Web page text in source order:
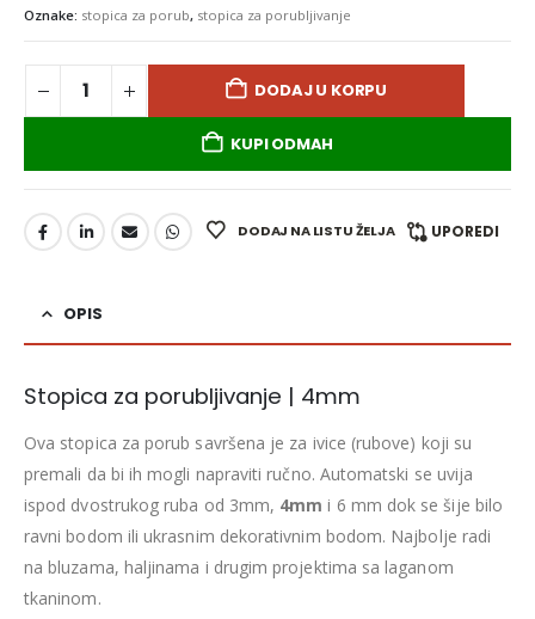
Oznake: stopica za porub, stopica za porubljivanje
DODAJ U KORPU
KUPI ODMAH
DODAJ NA LISTU ŽELJA UPOREDI
OPIS
Stopica za porubljivanje | 4mm
Ova stopica za porub savršena je za ivice (rubove) koji su
premali da bi ih mogli napraviti ručno. Automatski se uvija
ispod dvostrukog ruba od 3mm, 4mm i 6 mm dok se šije bilo
ravni bodom ili ukrasnim dekorativnim bodom. Najbolje radi
na bluzama, haljinama i drugim projektima sa laganom
tkaninom.